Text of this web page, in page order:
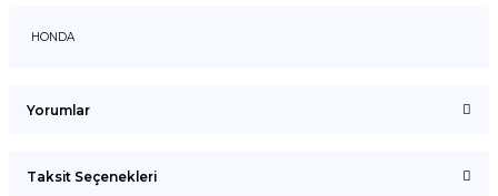
HONDA
Yorumlar
Taksit Seçenekleri